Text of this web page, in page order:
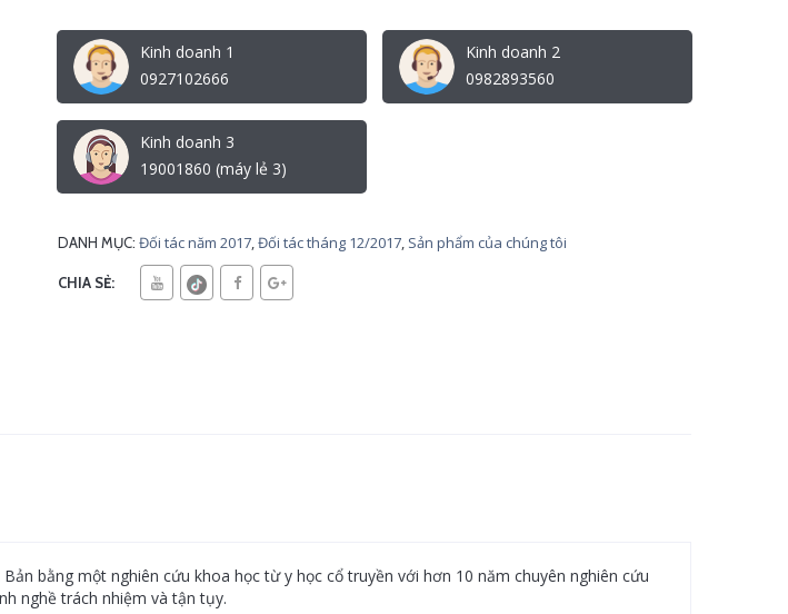
Kinh doanh 1
0927102666
Kinh doanh 2
0982893560
Kinh doanh 3
19001860 (máy lẻ 3)
DANH MỤC: Đối tác năm 2017,Đối tác tháng 12/2017, Sản phẩm của chúng tôi
CHIA SẺ:
bằng một nghiên cứu khoa học từ y học cổ truyền với hơn 10 năm chuyên nghiên cứu
nghề trách nhiệm và tận tụy.